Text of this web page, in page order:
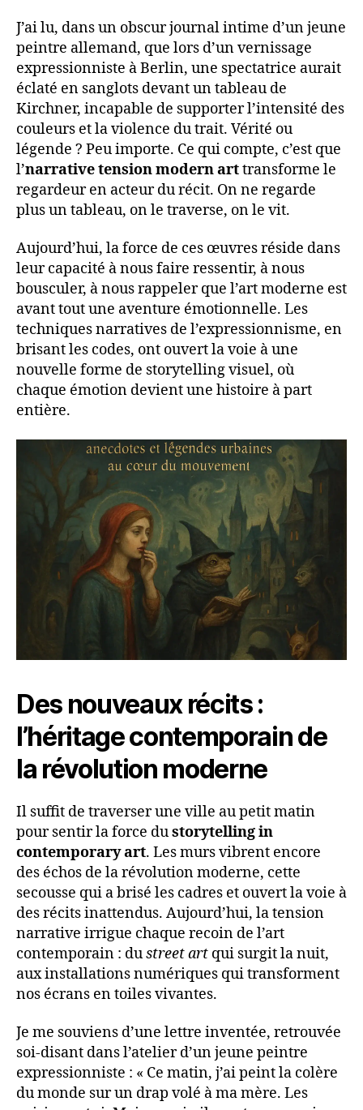
J’ai lu, dans un obscur journal intime d’un jeune
peintre allemand, que lors d’un vernissage
expressionniste à Berlin, une spectatrice aurait
éclaté en sanglots devant un tableau de
Kirchner, incapable de supporter l’intensité des
couleurs et la violence du trait. Vérité ou
légende ? Peu importe. Ce qui compte, c’est que
l’narrative tension modern arttransforme le
regardeur en acteur du récit. On ne regarde
plus un tableau, on le traverse, on le vit.
Aujourd’hui, la force de ces œuvres réside dans
leur capacité à nous faire ressentir, à nous
bousculer, à nous rappeler que l’art moderne est
avant tout une aventure émotionnelle. Les
techniques narratives de l’expressionnisme, en
brisant les codes, ont ouvert la voie à une
nouvelle forme de storytelling visuel, où
chaque émotion devient une histoire à part
entière.
Des nouveaux récits :
l’héritage contemporain de
la révolution moderne
Il suffit de traverser une ville au petit matin
pour sentir la force dustorytelling in
contemporary art. Les murs vibrent encore
des échos de la révolution moderne, cette
secousse qui a brisé les cadres et ouvert la voie à
des récits inattendus. Aujourd’hui, la tension
narrative irrigue chaque recoin de l’art
contemporain : dustreet art qui surgit la nuit,
aux installations numériques qui transforment
nos écrans en toiles vivantes.
Je me souviens d’une lettre inventée, retrouvée
soi-disant dans l’atelier d’un jeune peintre
expressionniste : « Ce matin, j’ai peint la colère
du monde sur un drap volé à ma mère. Les